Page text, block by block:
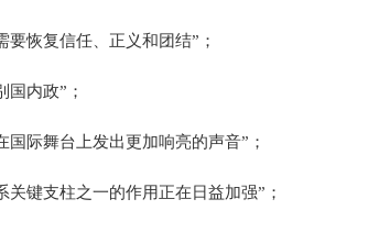
恢复信任、正义和团结”；
内政”；
际舞台上发出更加响亮的声音”；
键支柱之一的作用正在日益加强”；